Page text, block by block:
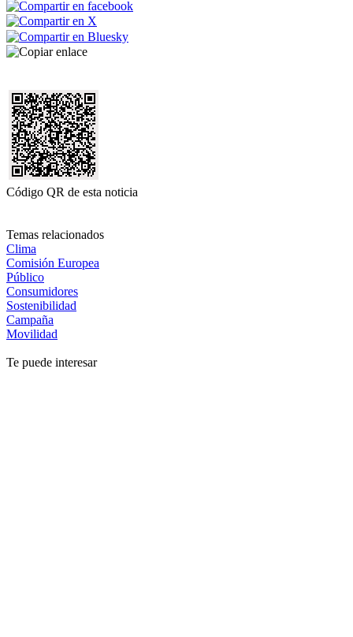
Código QR de esta noticia
Temas relacionados
Clima
Comisión Europea
Público
Consumidores
Sostenibilidad
Campaña
Movilidad
Te puede interesar